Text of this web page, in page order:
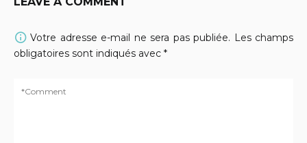
Votre adresse e-mail ne sera pas publiée. Les champs
obligatoires sont indiqués avec *